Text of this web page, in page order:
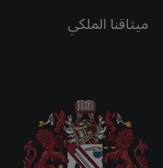
ميثاقنا الملكي